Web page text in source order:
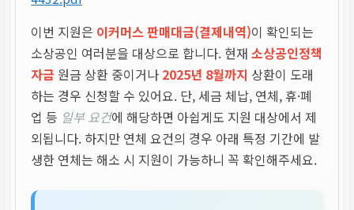
이번 지원은 이커머스 판매대금(결제내역)이 확인되는
소상공인 여러분을 대상으로 합니다. 현재소상공인정책
자금 원금 상환 중이거나 2025년 8월까지 상환이 도래
하는 경우 신청할 수 있어요. 단, 세금 체납, 연체, 휴·폐
업 등 일부 요건에 해당하면 아쉽게도 지원 대상에서 제
외됩니다. 하지만 연체 요건의 경우 아래 특정 기간에 발
생한 연체는 해소 시 지원이 가능하니 꼭 확인해주세요.